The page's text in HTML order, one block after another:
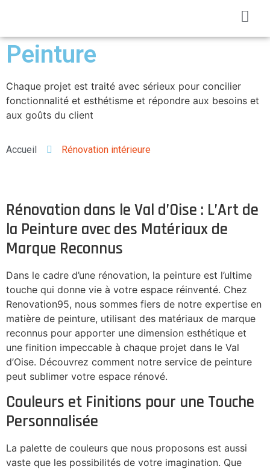
Peinture
Chaque projet est traité avec sérieux pour concilier
fonctionnalité et esthétisme et répondre aux besoins et
aux goûts du client
Accueil Rénovation intérieure
Rénovation dans le Val d’Oise : L’Art de
la Peinture avec des Matériaux de
Marque Reconnus
Dans le cadre d’une rénovation, la peinture est l’ultime
touche qui donne vie à votre espace réinventé. Chez
Renovation95, nous sommes fiers de notre expertise en
matière de peinture, utilisant des matériaux de marque
reconnus pour apporter une dimension esthétique et
une finition impeccable à chaque projet dans le Val
d’Oise. Découvrez comment notre service de peinture
peut sublimer votre espace rénové.
Couleurs et Finitions pour une Touche
Personnalisée
La palette de couleurs que nous proposons est aussi
vaste que les possibilités de votre imagination. Que